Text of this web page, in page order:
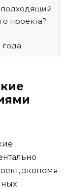
подходящий
проекта?
года
экономя